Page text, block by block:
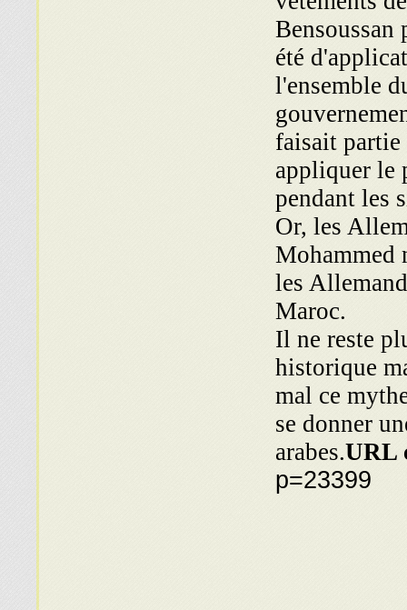
été
l'ensemble
faisait partie
appliquer le
pendant les
Or, les
Mohammed
les
Maroc.
Il ne reste
historique
mal ce
se donner
arabes.URL
p=23399